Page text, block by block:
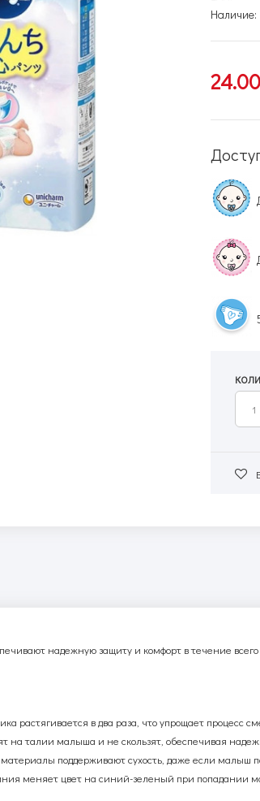
Наличие:
надежную защиту и комфорт в течение
растягивается в два раза, что упрощает процесс
на талии малыша и не скользят, обеспечивая
поддерживают сухость, даже если малыш
меняет цвет на синий-зеленый при попадании